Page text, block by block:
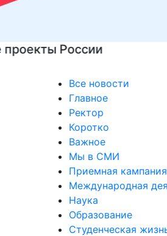
Все новости
Главное
Ректор
Коротко
Важное
Мы в СМИ
Приемная кампания
Международная
Наука
Образование
Студенческая